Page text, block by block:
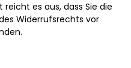
es aus, dass Sie die
Widerrufsrechts vor